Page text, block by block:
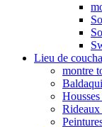
Lieu de
montre
Rideaux